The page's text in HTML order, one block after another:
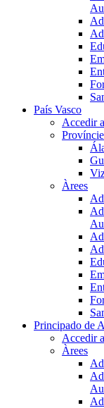
País Vasco
Accedir
Àrees
Principado de
Accedir
Àrees